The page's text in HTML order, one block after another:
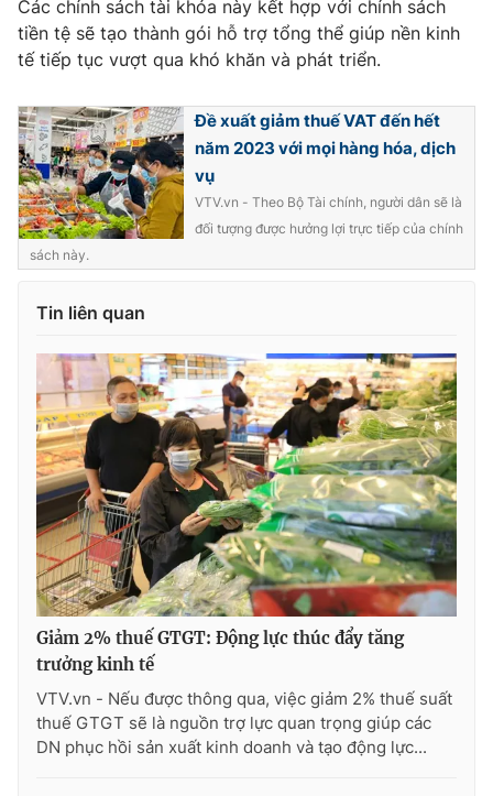
Các chính sách tài khóa này kết hợp với chính sách
tiền tệ sẽ tạo thành gói hỗ trợ tổng thể giúp nền kinh
tế tiếp tục vượt qua khó khăn và phát triển.
Đề xuất giảm thuế VAT đến hết
năm 2023 với mọi hàng hóa, dịch
vụ
VTV.vn - Theo Bộ Tài chính, người dân sẽ là
đối tượng được hưởng lợi trực tiếp của chính
sách này.
Tin liên quan
Giảm 2% thuế GTGT: Động lực thúc đẩy tăng
trưởng kinh tế
VTV.vn - Nếu được thông qua, việc giảm 2% thuế suất
thuế GTGT sẽ là nguồn trợ lực quan trọng giúp các
DN phục hồi sản xuất kinh doanh và tạo động lực...